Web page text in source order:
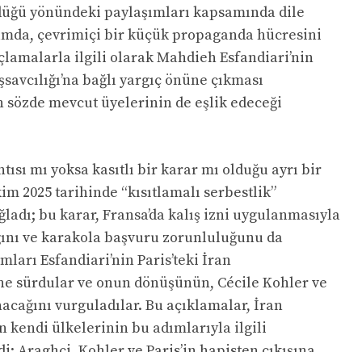
yönündeki paylaşımları kapsamında dile
çevrimiçi bir küçük propaganda hücresini
ilgili olarak Mahdieh Esfandiari’nin
bağlı yargıç önüne çıkması
mevcut üyelerinin de eşlik edeceği
mı yoksa kasıtlı bir karar mı olduğu ayrı bir
2025 tarihinde “kısıtlamalı serbestlik”
bu karar, Fransa’da kalış izni uygulanmasıyla
ve karakola başvuru zorunluluğunu da
Esfandiari’nin Paris’teki İran
sürdular ve onun dönüşünün, Cécile Kohler ve
vurguladılar. Bu açıklamalar, İran
kendi ülkelerinin bu adımlarıyla ilgili